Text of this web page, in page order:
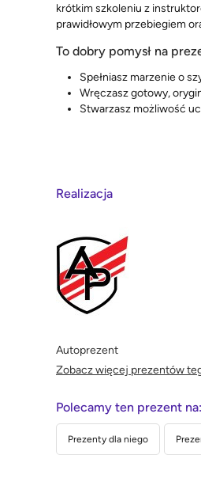
krótkim szkoleniu z
prawidłowym przebiegiem
To dobry pomysł na
Spełniasz marzenie o
Wręczasz gotowy,
Stwarzasz możliwość
Realizacja
Autoprezent
Zobacz więcej prezentów
Polecamy ten prezent na:
Prezenty dla niego